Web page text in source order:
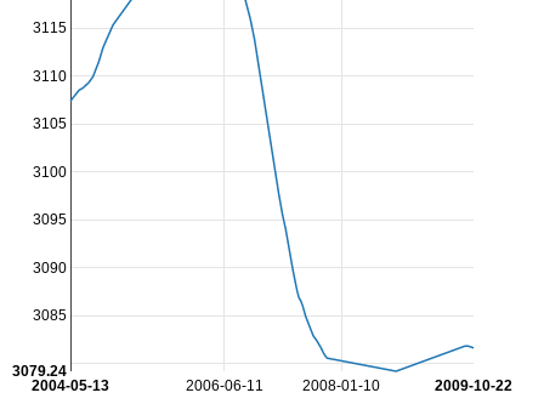
2006-06-11 2008-01-10
2004-05-13 2009-10-22
3085
3090
3095
3100
3105
3110
3115
3079.24